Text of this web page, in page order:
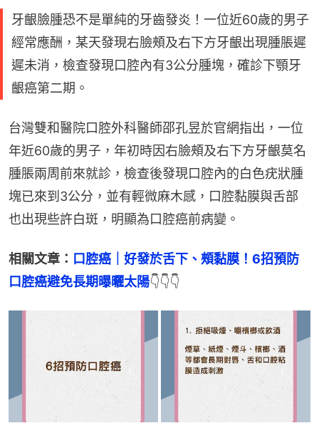
牙齦臉腫恐不是單純的牙齒發炎！一位近60歲的男子
經常應酬，某天發現右臉頰及右下方牙齦出現腫脹遲
遲未消，檢查發現口腔內有3公分腫塊，確診下顎牙
齦癌第二期。
台灣雙和醫院口腔外科醫師邵孔昱於官網指出，一位
年近60歲的男子，年初時因右臉頰及右下方牙齦莫名
腫脹兩周前來就診，檢查後發現口腔內的白色疣狀腫
塊已來到3公分，並有輕微麻木感，口腔黏膜與舌部
也出現些許白斑，明顯為口腔癌前病變。
相關文章： 口腔癌｜好發於舌下、頰黏膜！6招預防
口腔癌避免長期曝曬太陽👇👇👇